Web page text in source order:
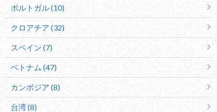
ポルトガル (10)
クロアチア (32)
スペイン (7)
ベトナム (47)
カンボジア (8)
台湾 (8)